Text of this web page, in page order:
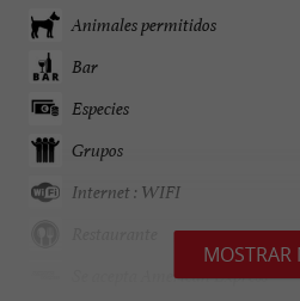
Animales permitidos
Bar
Especies
Grupos
Internet : WIFI
Se acepta American Express
MOSTRAR